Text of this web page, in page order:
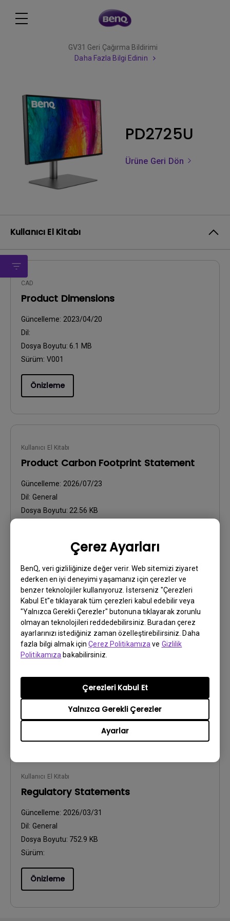
Çerez Ayarları
BenQ, veri gizliliğinize değer verir. Web sitemizi ziyaret
ederken en iyi deneyimi yaşamanız için çerezler ve
benzer teknolojiler kullanıyoruz. İsterseniz "Çerezleri
Kabul Et"e tıklayarak tüm çerezleri kabul edebilir veya
"Yalnızca Gerekli Çerezler" butonuna tıklayarak zorunlu
olmayan teknolojileri reddedebilirsiniz. Buradan çerez
ayarlarınızı istediğiniz zaman özelleştirebilirsiniz. Daha
fazla bilgi almak içinÇerez Politikamıza ve Gizlilik
Politikamıza bakabilirsiniz.
Ayarlar
Yalnızca Gerekli Çerezler
Çerezleri Kabul Et
GV31 Geri Çağırma Bildirimi
Daha Fazla Bilgi Edinin
PD2725U
Ürüne Geri Dön
Kullanıcı El Kitabı
CAD
Product Dimensions
Güncelleme: 2023/04/20
Dil:
Dosya Boyutu: 6.1 MB
Sürüm: V001
Önizleme
Kullanıcı El Kitabı
Product Carbon Footprint Statement
Güncelleme: 2026/07/23
Dil: General
Dosya Boyutu: 22.56 KB
Kullanıcı El Kitabı
Quick Start Guide
Güncelleme:2025/10/17
Kullanıcı El Kitabı
Regulatory Statements
Güncelleme: 2026/03/31
Dil: General
Dosya Boyutu: 752.9 KB
Sürüm:
Önizleme